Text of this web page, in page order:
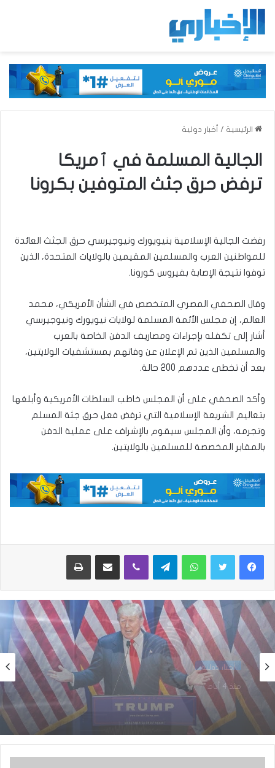
الرئيسية / أخبار دولية
الجالية المسلمة في ٱمريكا
ترفض حرق جثث المتوفين بكرونا
رفضت الجالية الإسلامية بنيويورك ونيوجيرسي حرق الجثث العائدة
للمواطنين العرب والمسلمين المقيمين بالولايات المتحدة، الذين
توفوا نتيجة الإصابة بفيروس كورونا.
وقال الصحفي المصري المتخصص في الشأن الأمريكي، محمد
العالم، إن مجلس الأئمة المسلمة لولايات نيويورك ونيوجيرسي
أشار إلى تكفله بإجراءات ومصاريف الدفن الخاصة بالعرب
والمسلمين الذين تم الإعلان عن وفاتهم بمستشفيات الولايتين،
بعد أن تخطى عددهم 200 حالة.
وأكد الصحفي على أن المجلس خاطب السلطات الأمريكية وأبلغها
بتعاليم الشريعة الإسلامية التي ترفض فعل حرق جثة المسلم
وتجرمه، وأن المجلس سيقوم بالإشراف على عملية الدفن
بالمقابر المخصصة للمسلمين بالولايتين.
واتساب تيلقرام ڤايبر مشاركة عبر البريد طباعة
أخبار دولية
منذ 4 أيام
أخبار دولية
منذ أسبوع واحد
الولايات المتحدة تعلق خدمات التأشيرات في
نواكشوط و 22 دولة إفريقية اعتبارًا من 1 أغسطس